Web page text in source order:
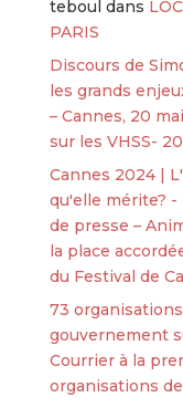
teboul dans
PARIS
Discours de
les grands
– Cannes, 20
sur les VHSS-
Cannes 2024 |
qu'elle mérite? -
de presse –
la place
du Festival de
73
gouvernement
Courrier à la
organisations